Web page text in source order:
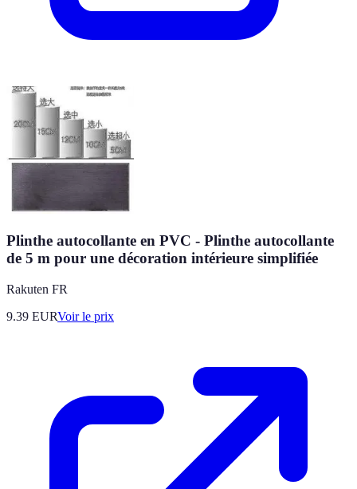
Plinthe autocollante en PVC - Plinthe autocollante
de 5 m pour une décoration intérieure simplifiée
Rakuten FR
9.39 EURVoir le prix